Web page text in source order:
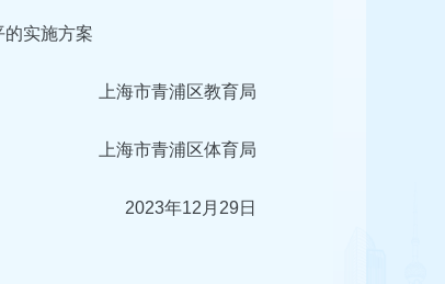
实施方案
上海市青浦区教育局
上海市青浦区体育局
2023年12月29日